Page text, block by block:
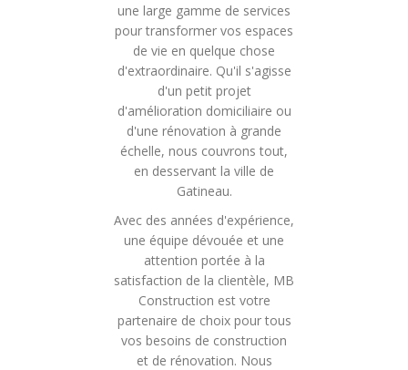
une large gamme de services
pour transformer vos espaces
de vie en quelque chose
d'extraordinaire. Qu'il s'agisse
d'un petit projet
d'amélioration domiciliaire ou
d'une rénovation à grande
échelle, nous couvrons tout,
en desservant la ville de
Gatineau.
Avec des années d'expérience,
une équipe dévouée et une
attention portée à la
satisfaction de la clientèle, MB
Construction est votre
partenaire de choix pour tous
vos besoins de construction
et de rénovation. Nous